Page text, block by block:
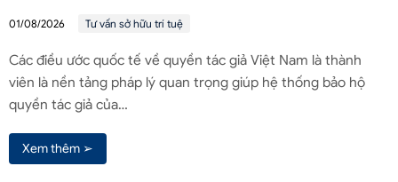
01/08/2026 Tư vấn sở hữu trí tuệ
Các điều ước quốc tế về quyền tác giả Việt Nam là thành
viên là nền tảng pháp lý quan trọng giúp hệ thống bảo hộ
quyền tác giả của…
Xem thêm ➢